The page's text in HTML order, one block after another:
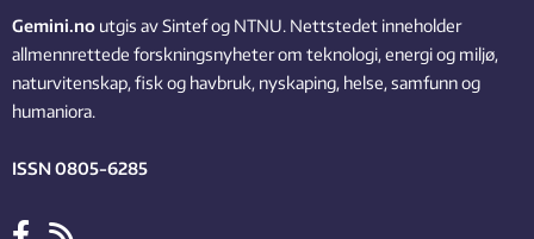
Gemini.no utgis av Sintef og NTNU. Nettstedet inneholder
allmennrettede forskningsnyheter om teknologi, energi og miljø,
naturvitenskap, fisk og havbruk, nyskaping, helse, samfunn og
humaniora.
ISSN 0805-6285